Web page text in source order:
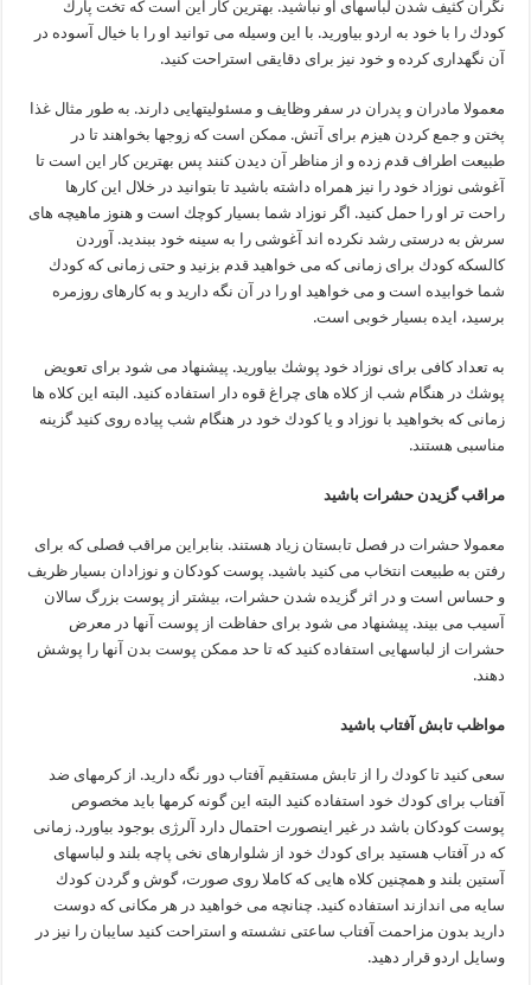
نگران كثیف شدن لباسهای او نباشید. بهترین كار این است كه تخت پارك
كودك را با خود به اردو بیاورید. با این وسیله می توانید او را با خیال آسوده در
آن نگهداری كرده و خود نیز برای دقایقی استراحت كنید.
معمولا مادران و پدران در سفر وظایف و مسئولیتهایی دارند. به طور مثال غذا
پختن و جمع كردن هیزم برای آتش. ممكن است كه زوجها بخواهند تا در
طبیعت اطراف قدم زده و از مناظر آن دیدن كنند پس بهترین كار این است تا
آغوشی نوزاد خود را نیز همراه داشته باشید تا بتوانید در خلال این كارها
راحت تر او را حمل كنید. اگر نوزاد شما بسیار كوچك است و هنوز ماهیچه های
سرش به درستی رشد نكرده اند آغوشی را به سینه خود ببندید. آوردن
كالسكه كودك برای زمانی كه می خواهید قدم بزنید و حتی زمانی كه كودك
شما خوابیده است و می خواهید او را در آن نگه دارید و به كارهای روزمره
برسید، ایده بسیار خوبی است.
به تعداد كافی برای نوزاد خود پوشك بیاورید. پیشنهاد می شود برای تعویض
پوشك در هنگام شب از كلاه های چراغ قوه دار استفاده كنید. البته این كلاه ها
زمانی كه بخواهید با نوزاد و یا كودك خود در هنگام شب پیاده روی كنید گزینه
مناسبی هستند.
مراقب گزیدن حشرات باشید
معمولا حشرات در فصل تابستان زیاد هستند. بنابراین مراقب فصلی كه برای
رفتن به طبیعت انتخاب می كنید باشید. پوست كودكان و نوزادان بسیار ظریف
و حساس است و در اثر گزیده شدن حشرات، بیشتر از پوست بزرگ سالان
آسیب می بیند. پیشنهاد می شود برای حفاظت از پوست آنها در معرض
حشرات از لباسهایی استفاده كنید كه تا حد ممكن پوست بدن آنها را پوشش
دهند.
مواظب تابش آفتاب باشید
سعی كنید تا كودك را از تابش مستقیم آفتاب دور نگه دارید. از كرمهای ضد
آفتاب برای كودك خود استفاده كنید البته این گونه كرمها باید مخصوص
پوست كودكان باشد در غیر اینصورت احتمال دارد آلرژی بوجود بیاورد. زمانی
كه در آفتاب هستید برای كودك خود از شلوارهای نخی پاچه بلند و لباسهای
آستین بلند و همچنین كلاه هایی كه كاملا روی صورت، گوش و گردن كودك
سایه می اندازند استفاده كنید. چنانچه می خواهید در هر مكانی كه دوست
دارید بدون مزاحمت آفتاب ساعتی نشسته و استراحت كنید سایبان را نیز در
وسایل اردو قرار دهید.